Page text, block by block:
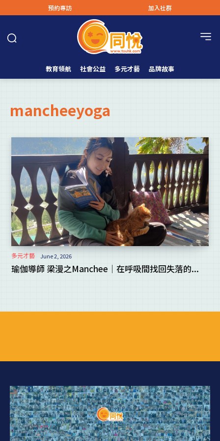
預約專訪 加入社群
教育領航 社會公益 多元才藝 品牌故事
mancheeyoga
多元才藝 June 2, 2026
瑜伽導師 梁漫之Manchee｜在呼吸間找回失落的...